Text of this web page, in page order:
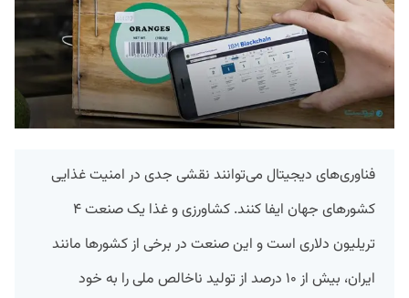
فناوری‌های دیجیتال می‌توانند نقشی جدی در امنیت غذایی
کشورهای جهان ایفا کنند. کشاورزی و غذا یک صنعت ۴
تریلیون دلاری است و این صنعت در برخی از کشورها مانند
ایران، بیش از ۱۰ درصد از تولید ناخالص ملی را به خود